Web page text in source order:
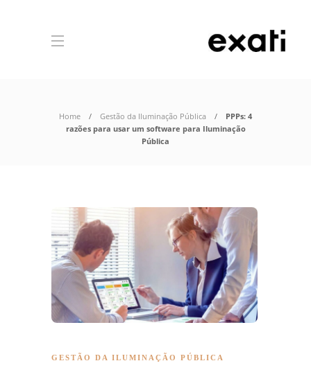
Home Gestão da Iluminação Pública
PPPs: 4
razões para usar um software para Iluminação
Pública
GESTÃO DA ILUMINAÇÃO PÚBLICA